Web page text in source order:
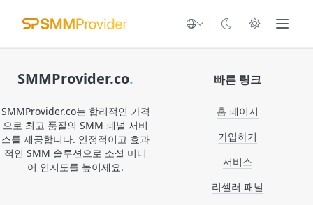
SMMProvider.co.
SMMProvider.co는 합리적인 가격
으로 최고 품질의 SMM 패널 서비
스를 제공합니다. 안정적이고 효과
적인 SMM 솔루션으로 소셜 미디
어 인지도를 높이세요.
빠른 링크
홈 페이지
가입하기
서비스
리셀러 패널